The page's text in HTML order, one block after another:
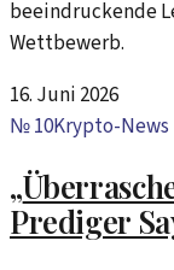
beeindruckende
Wettbewerb.
16. Juni 2026
№10Krypto-News
„
Prediger